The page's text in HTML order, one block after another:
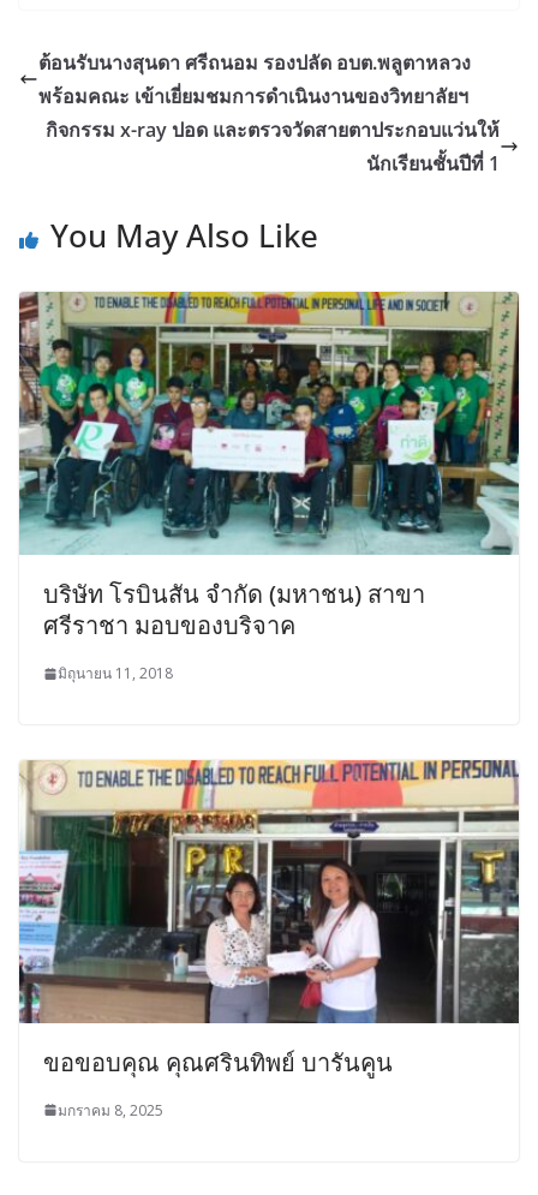
ต้อนรับนางสุนดา ศรีถนอม รองปลัด อบต.พลูตาหลวง
พร้อมคณะ เข้าเยี่ยมชมการดำเนินงานของวิทยาลัยฯ
กิจกรรม x-ray ปอด และตรวจวัดสายตาประกอบแว่นให้
นักเรียนชั้นปีที่ 1
You May Also Like
บริษัท โรบินสัน จำกัด (มหาชน) สาขา
ศรีราชา มอบของบริจาค
มิถุนายน 11, 2018
ขอขอบคุณ คุณศรินทิพย์ บารันคูน
มกราคม 8, 2025